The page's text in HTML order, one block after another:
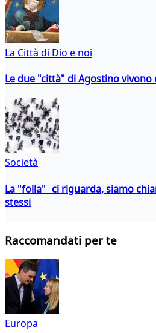
La Città di Dio e noi
Le due "città" di Agostino
Società
La "folla" ci riguarda, siamo
stessi
Raccomandati per te
Europa